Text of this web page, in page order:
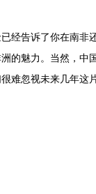
经告诉了你在南非
的魅力。当然，中
难忽视未来几年这